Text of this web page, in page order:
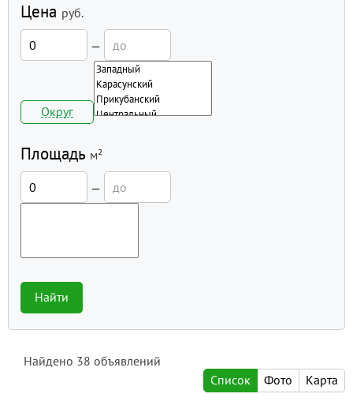
Цена руб.
—
Округ
Площадь м²
—
Найти
Найдено 38 объявлений
Список
Фото Карта